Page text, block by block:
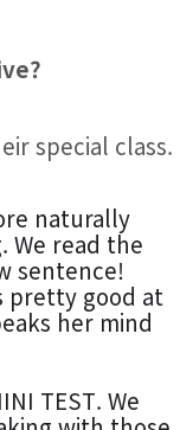
special class.
naturally
We read the
sentence!
pretty good at
her mind
TEST. We